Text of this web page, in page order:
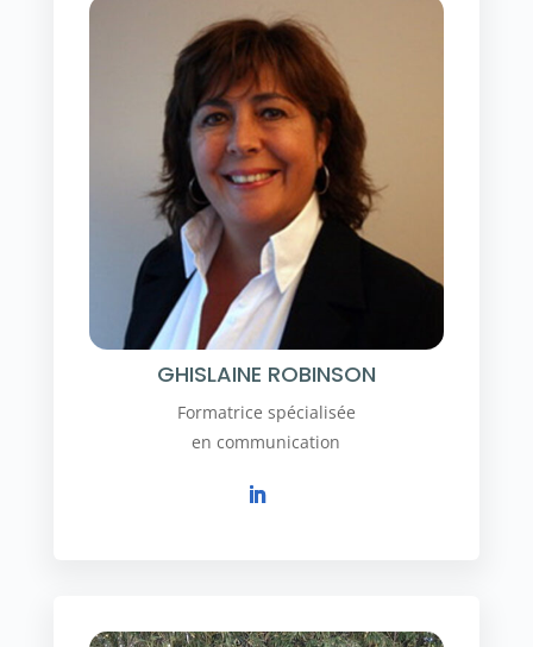
GHISLAINE ROBINSON
Formatrice spécialisée
en communication